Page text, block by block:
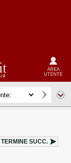
AREA
UTENTE
TERMINE SUCC.